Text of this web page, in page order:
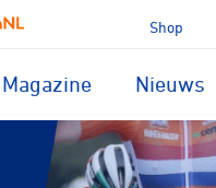
Shop
Magazine Nieuws